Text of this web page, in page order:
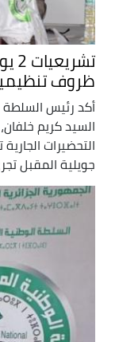
ظروف
أكد رئيس السلطة
السيد كريم خلفان،
جويلية المقبل